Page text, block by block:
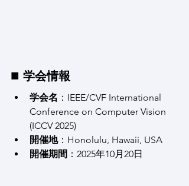
■ 学会情報
学会名 ：IEEE/CVF International
Conference on Computer Vision
(ICCV 2025)
開催地：Honolulu, Hawaii, USA
開催期間 ：2025年10月20日